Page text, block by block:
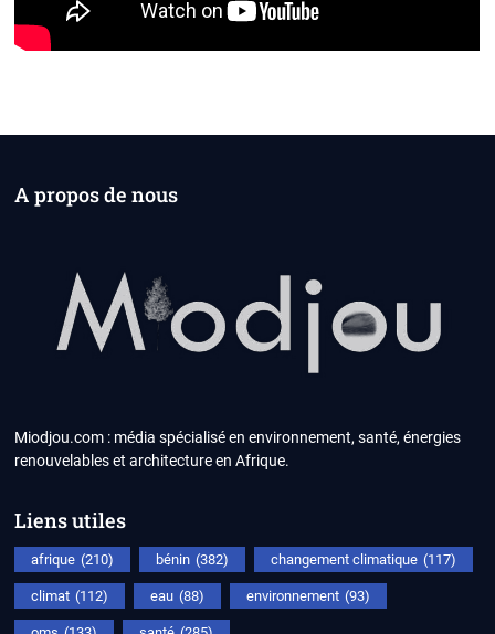
A propos de nous
Miodjou.com : média spécialisé en environnement, santé, énergies
renouvelables et architecture en Afrique.
Liens utiles
afrique (210) bénin (382) changement climatique (117)
climat (112) eau (88) environnement (93)